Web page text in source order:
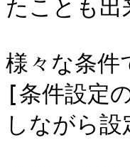
たことも出
様々な条件
[条件設
しながら設